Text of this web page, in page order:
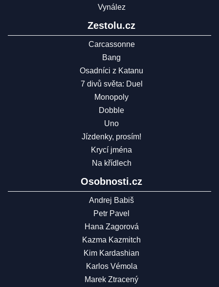
Vynález
Zestolu.cz
Carcassonne
Bang
Osadníci z Katanu
7 divů světa: Duel
Monopoly
Dobble
Uno
Jízdenky, prosím!
Krycí jména
Na křídlech
Osobnosti.cz
Andrej Babiš
Petr Pavel
Hana Zagorová
Kazma Kazmitch
Kim Kardashian
Karlos Vémola
Marek Ztracený